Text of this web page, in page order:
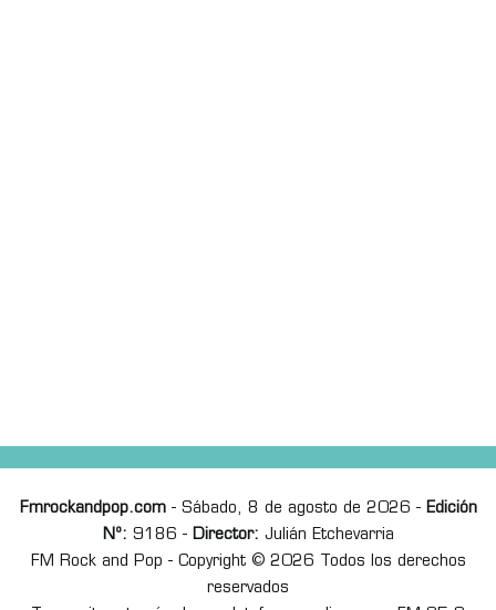
Fmrockandpop.com- Sábado, 8 de agosto de 2026 - Edición
Nº: 9186 - Director: Julián Etchevarria
FM Rock and Pop - Copyright © 2026 Todos los derechos
reservados